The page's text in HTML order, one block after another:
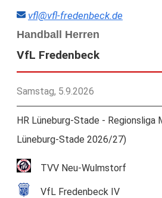
vfl@vfl-fredenbeck.de
Handball Herren
VfL Fredenbeck
Samstag, 5.9.2026
HR Lüneburg-Stade - Regionsliga
Lüneburg-Stade 2026/27)
TVV Neu-Wulmstorf
VfL Fredenbeck IV